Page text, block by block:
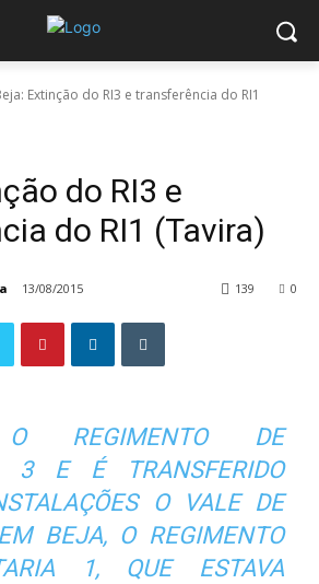
Extinção do RI3 e transferência do RI1
do RI3 e
do RI1 (Tavira)
13/08/2015 0
139
O REGIMENTO DE
3 E É TRANSFERIDO
O VALE DE
BEJA, O REGIMENTO
1, QUE ESTAVA